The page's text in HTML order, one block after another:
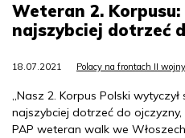
Weteran 2.
najszybciej dotrzeć
18.07.2021 Polacy na frontach II
„Nasz 2. Korpus Polski
najszybciej dotrzeć do
PAP weteran walk we